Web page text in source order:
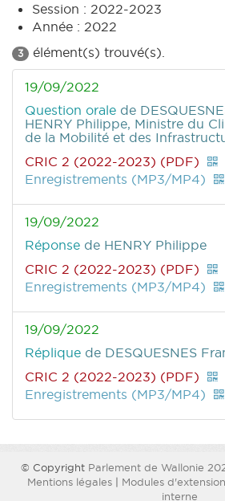
Session : 2022-2023
Année : 2022
3 élément(s) trouvé(s).
19/09/2022
Question orale de
HENRY Philippe, Ministre du
de la Mobilité et des
CRIC 2 (2022-2023) (PDF)
Enregistrements (MP3/MP4)
19/09/2022
Réponse de HENRY Philippe
CRIC 2 (2022-2023) (PDF)
Enregistrements (MP3/MP4)
19/09/2022
Réplique de DESQUESNES
CRIC 2 (2022-2023) (PDF)
Enregistrements (MP3/MP4)
© Copyright Parlement de Wallonie
Mentions légales| Modules
interne